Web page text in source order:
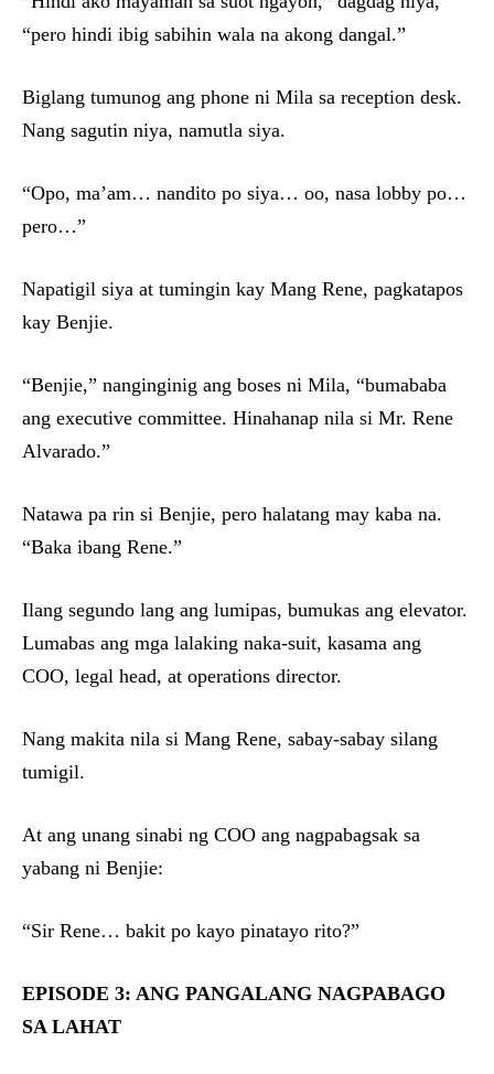
“pero hindi ibig sabihin wala na akong dangal.”
Biglang tumunog ang phone ni Mila sa reception desk.
Nang sagutin niya, namutla siya.
“Opo, ma’am… nandito po siya… oo, nasa lobby po…
pero…”
Napatigil siya at tumingin kay Mang Rene, pagkatapos
kay Benjie.
“Benjie,” nanginginig ang boses ni Mila, “bumababa
ang executive committee. Hinahanap nila si Mr. Rene
Alvarado.”
Natawa pa rin si Benjie, pero halatang may kaba na.
“Baka ibang Rene.”
Ilang segundo lang ang lumipas, bumukas ang elevator.
Lumabas ang mga lalaking naka-suit, kasama ang
COO, legal head, at operations director.
Nang makita nila si Mang Rene, sabay-sabay silang
tumigil.
At ang unang sinabi ng COO ang nagpabagsak sa
yabang ni Benjie:
“Sir Rene… bakit po kayo pinatayo rito?”
EPISODE 3: ANG PANGALANG NAGPABAGO
SA LAHAT